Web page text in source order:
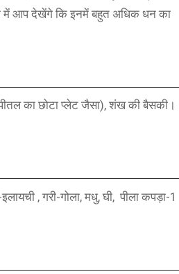
में आप देखेंगे कि इनमें बहुत अधिक धन का
का छोटा प्लेट जैसा), शंख की
, गरी-गोला, मधु, घी, पीला कपड़ा-1